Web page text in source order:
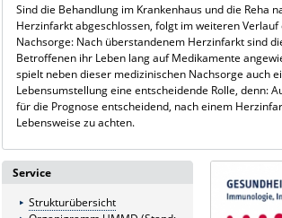
Sind die Behandlung im Krankenhaus und die Reha
Herzinfarkt abgeschlossen, folgt im weiteren Verlauf
Nachsorge: Nach überstandenem Herzinfarkt sind
Betroffenen ihr Leben lang auf Medikamente
spielt neben dieser medizinischen Nachsorge auch
Lebensumstellung eine entscheidende Rolle, denn:
für die Prognose entscheidend, nach einem
Lebensweise zu achten.
Service
Strukturübersicht